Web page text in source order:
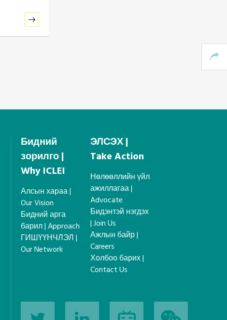
Бидний
зорилго |
Why ICLEI
Алсын хараа |
Our Vision
Бидний арга
барил | Approach
ГИШҮҮНЧЛЭЛ |
Our Network
ЭЛСЭХ |
Take Action
Нөлөөллийн үйл
ажиллагаа |
Advocate
Бидэнтэй нэгдэх
| Join Us
Ажлын байр |
Careers
Холбоо барих |
Contact Us